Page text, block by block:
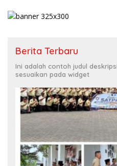
Berita Terbaru
Ini adalah contoh judul
sesuaikan pada widget